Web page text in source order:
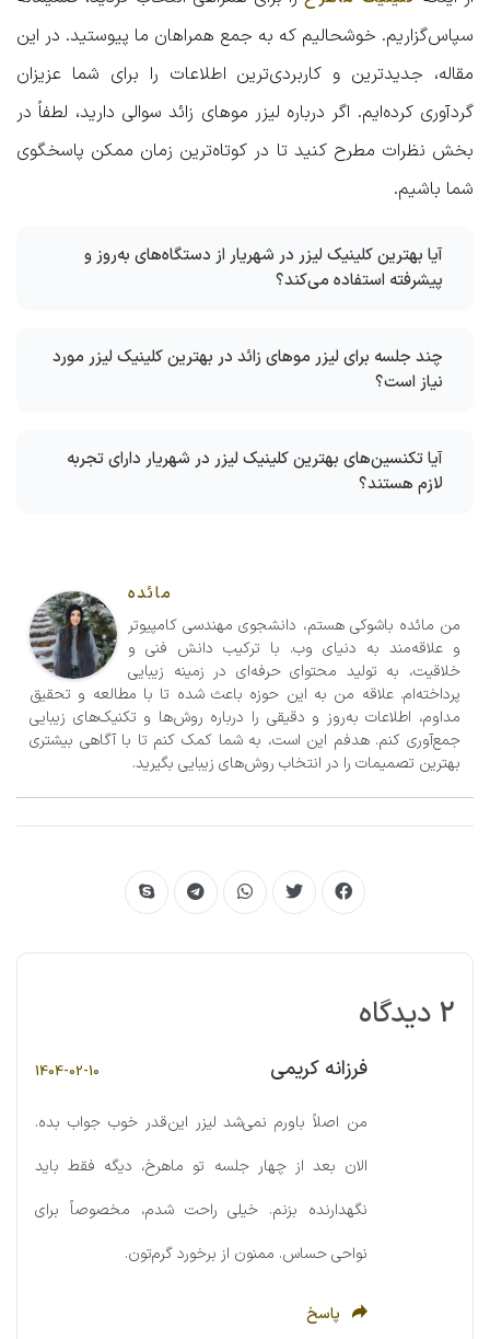
سپاس‌گزاریم. خوشحالیم که به جمع همراهان ما پیوستید. در این
مقاله، جدیدترین و کاربردی‌ترین اطلاعات را برای شما عزیزان
گردآوری کرده‌ایم. اگر درباره لیزر موهای زائد سوالی دارید، لطفاً در
بخش نظرات مطرح کنید تا در کوتاه‌ترین زمان ممکن پاسخگوی
شما باشیم.
آیا بهترین کلینیک لیزر در شهریار از دستگاه‌های به‌روز و
پیشرفته استفاده می‌کند؟
چند جلسه برای لیزر موهای زائد در بهترین کلینیک لیزر مورد
نیاز است؟
آیا تکنسین‌های بهترین کلینیک لیزر در شهریار دارای تجربه
لازم هستند؟
مائده
من مائده باشوکی هستم، دانشجوی مهندسی کامپیوتر
و علاقه‌مند به دنیای وب. با ترکیب دانش فنی و
خلاقیت، به تولید محتوای حرفه‌ای در زمینه زیبایی
پرداخته‌ام. علاقه من به این حوزه باعث شده تا با مطالعه و تحقیق
مداوم، اطلاعات به‌روز و دقیقی را درباره روش‌ها و تکنیک‌های زیبایی
جمع‌آوری کنم. هدفم این است، به شما کمک کنم تا با آگاهی بیشتری
بهترین تصمیمات را در انتخاب روش‌های زیبایی بگیرید.
2 دیدگاه
فرزانه کریمی 1404-02-10
من اصلاً باورم نمی‌شد لیزر این‌قدر خوب جواب بده.
الان بعد از چهار جلسه تو ماهرخ، دیگه فقط باید
نگهدارنده بزنم. خیلی راحت شدم، مخصوصاً برای
نواحی حساس. ممنون از برخورد گرم‌تون.
پاسخ